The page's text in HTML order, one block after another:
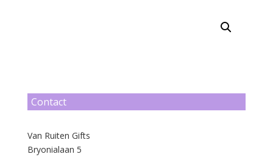
Contact
Van Ruiten Gifts
Bryonialaan 5